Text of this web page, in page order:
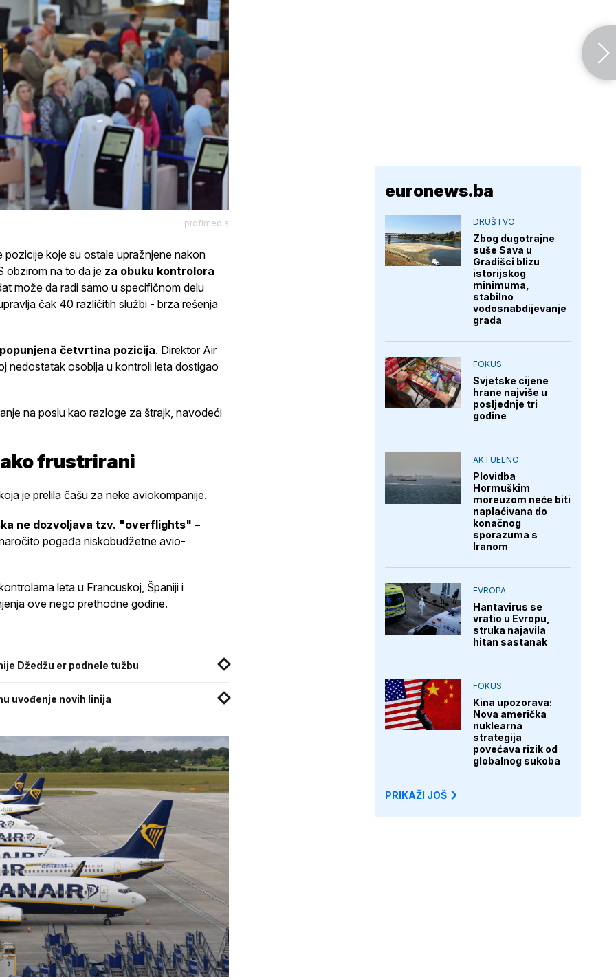
profimedia
pozicije koje su ostale upražnjene nakon
obzirom na to da je za obuku kontrolora
može da radi samo u specifičnom delu
čak 40 različitih službi - brza rešenja
četvrtina pozicija. Direktor Air
nedostatak osoblja u kontroli leta dostigao
na poslu kao razloge za štrajk, navodeći
frustrirani
je prelila čašu za neke aviokompanije.
ne dozvoljava tzv. "overflights" –
pogađa niskobudžetne avio-
leta u Francuskoj, Španiji i
ove nego prethodne godine.
Džedžu er podnele tužbu
uvođenje novih linija
euronews.ba
DRUŠTVO
Zbog dugotrajne
suše Sava u
Gradišci blizu
istorijskog
minimuma,
stabilno
vodosnabdijevanje
grada
FOKUS
Svjetske cijene
hrane najviše u
posljednje tri
godine
AKTUELNO
Plovidba
Hormuškim
moreuzom neće biti
naplaćivana do
konačnog
sporazuma s
Iranom
EVROPA
Hantavirus se
vratio u Evropu,
struka najavila
hitan sastanak
FOKUS
Kina upozorava:
Nova američka
nuklearna
strategija
povećava rizik od
globalnog sukoba
PRIKAŽI JOŠ